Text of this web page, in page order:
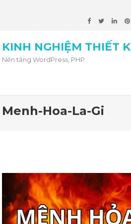
KINH NGHIỆM THIẾT
Nền tảng WordPress, PHP
Menh-Hoa-La-Gi